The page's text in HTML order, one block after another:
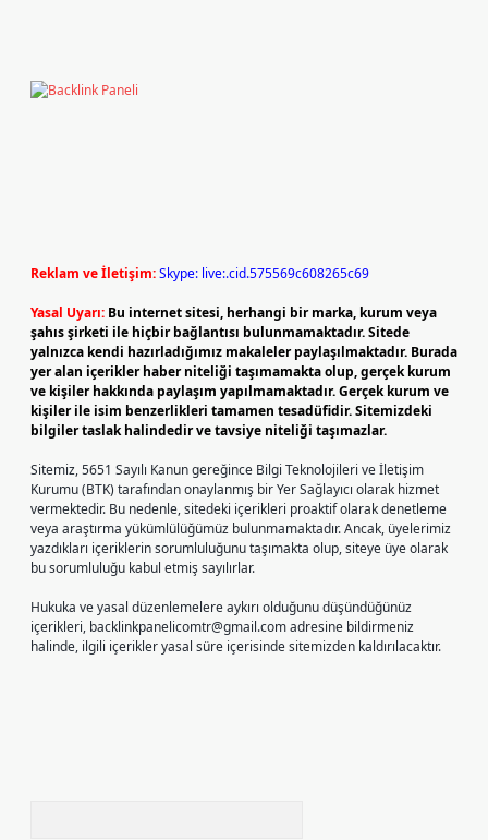
Reklam ve İletişim:Skype: live:.cid.575569c608265c69
Yasal Uyarı: Bu internet sitesi, herhangi bir marka, kurum veya
şahıs şirketi ile hiçbir bağlantısı bulunmamaktadır. Sitede
yalnızca kendi hazırladığımız makaleler paylaşılmaktadır. Burada
yer alan içerikler haber niteliği taşımamakta olup, gerçek kurum
ve kişiler hakkında paylaşım yapılmamaktadır. Gerçek kurum ve
kişiler ile isim benzerlikleri tamamen tesadüfidir. Sitemizdeki
bilgiler taslak halindedir ve tavsiye niteliği taşımazlar.
Sitemiz, 5651 Sayılı Kanun gereğince Bilgi Teknolojileri ve İletişim
Kurumu (BTK) tarafından onaylanmış bir Yer Sağlayıcı olarak hizmet
vermektedir. Bu nedenle, sitedeki içerikleri proaktif olarak denetleme
veya araştırma yükümlülüğümüz bulunmamaktadır. Ancak, üyelerimiz
yazdıkları içeriklerin sorumluluğunu taşımakta olup, siteye üye olarak
bu sorumluluğu kabul etmiş sayılırlar.
Hukuka ve yasal düzenlemelere aykırı olduğunu düşündüğünüz
içerikleri, backlinkpanelicomtr@gmail.comadresine bildirmeniz
halinde, ilgili içerikler yasal süre içerisinde sitemizden kaldırılacaktır.